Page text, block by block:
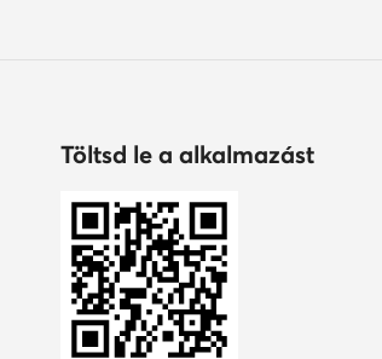
Töltsd le a alkalmazást